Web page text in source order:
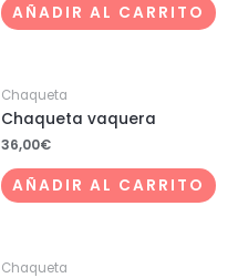
AÑADIR AL CARRITO
Chaqueta
Chaqueta vaquera
36,00€
AÑADIR AL CARRITO
Chaqueta